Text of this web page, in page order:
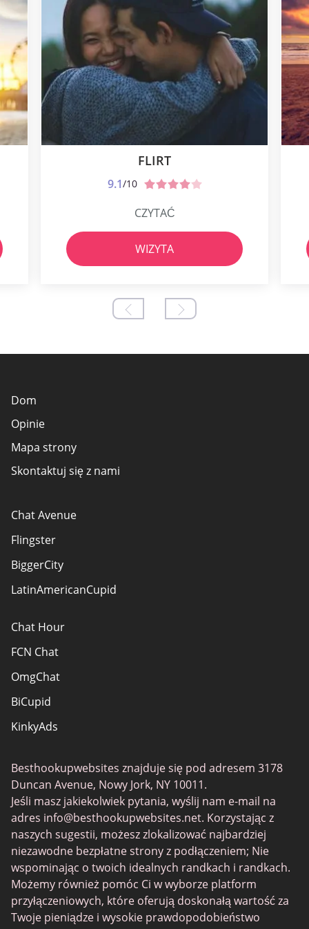
FLIRT
9.1/10
CZYTAĆ
WIZYTA
Dom
Opinie
Mapa strony
Skontaktuj się z nami
Chat Avenue
Flingster
BiggerCity
LatinAmericanCupid
Chat Hour
FCN Chat
OmgChat
BiCupid
KinkyAds
Together2Night
MyLOL
Swingtowns
Instabang
Besthookupwebsites znajduje się pod adresem 3178
Duncan Avenue, Nowy Jork, NY 10011.
Jeśli masz jakiekolwiek pytania, wyślij nam e-mail na
adres info@besthookupwebsites.net. Korzystając z
naszych sugestii, możesz zlokalizować najbardziej
niezawodne bezpłatne strony z podłączeniem; Nie
wspominając o twoich idealnych randkach i randkach.
Możemy również pomóc Ci w wyborze platform
przyłączeniowych, które oferują doskonałą wartość za
Twoje pieniądze i wysokie prawdopodobieństwo